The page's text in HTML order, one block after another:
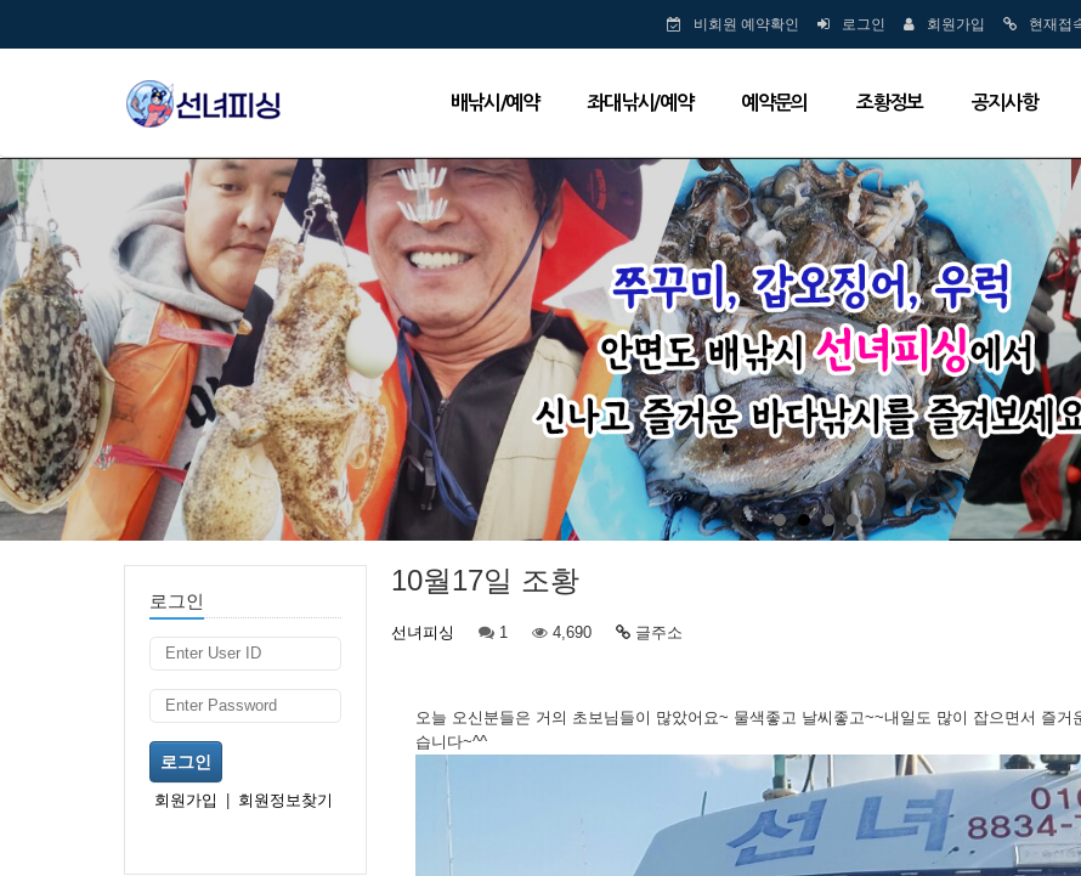
비회원 예약확인 로그인 회원가입 현재접
배낚시/예약 좌대낚시/예약 예약문의 조황정보 공지사항
로그인
로그인
회원가입 회원정보찾기
10월17일 조황
선녀피싱 1 4,690 글주소
오늘 오신분들은 거의 초보님들이 많았어요~ 물색좋고 날씨좋고~~내일도 많이 잡으면서 즐
습니다~^^